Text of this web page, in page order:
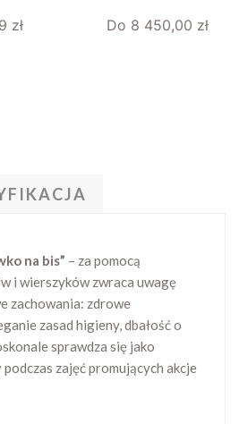
zł Do 8 450,00 zł
na bis” – za pomocą
i wierszyków zwraca uwagę
zachowania: zdrowe
zasad higieny, dbałość o
sprawdza się jako
zajęć promujących akcje